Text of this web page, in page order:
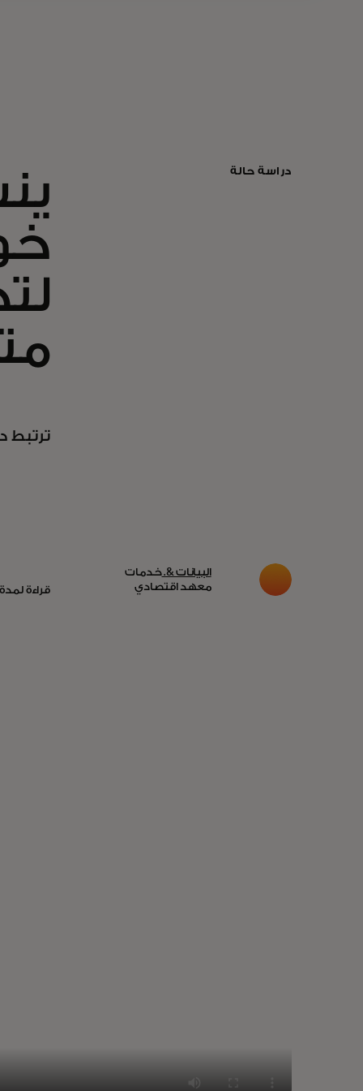
دراسة حالة
ترتبط
البيانات &.خدمات
معهد اقتصادي
قراءة لمدة 3 دقائق ·